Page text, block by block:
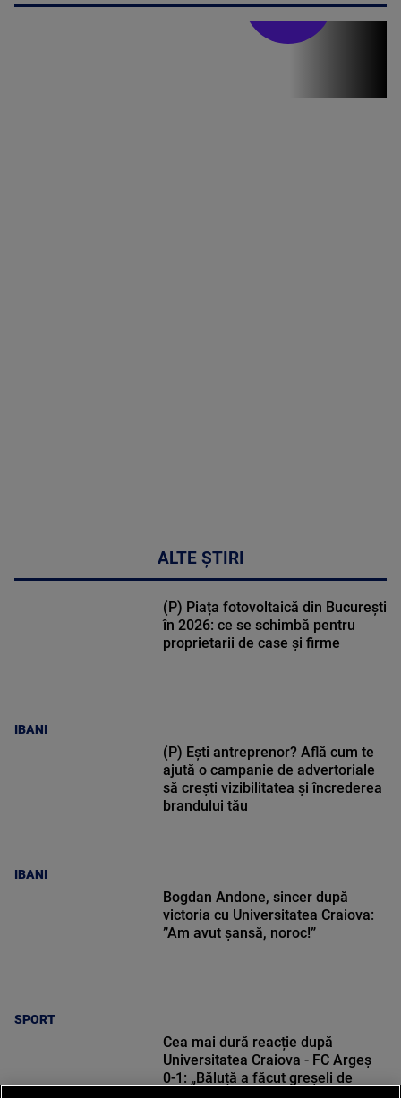
ALTE ȘTIRI
IBANI
(P) Piața fotovoltaică din București
în 2026: ce se schimbă pentru
proprietarii de case și firme
IBANI
(P) Ești antreprenor? Află cum te
ajută o campanie de advertoriale
să crești vizibilitatea și încrederea
brandului tău
SPORT
Bogdan Andone, sincer după
victoria cu Universitatea Craiova:
”Am avut șansă, noroc!”
Cea mai dură reacție după
Universitatea Craiova - FC Argeș
0-1: „Băluță a făcut greșeli de